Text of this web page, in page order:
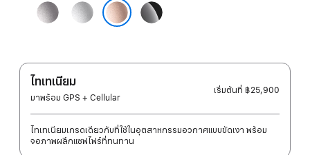
เทา
สเปซ
เงิน
โรสโกลด์
ดำ
เจ็ท
ไทเทเนียม
มาพร้อม GPS + Cellular
เริ่มต้นที่ ฿25,900
ไทเทเนียมเกรดเดียวกับที่ใช้ในอุตสาหกรรมอวกาศแบบขัดเงา พร้อม
จอภาพผลึกแซฟไฟร์ที่ทนทาน